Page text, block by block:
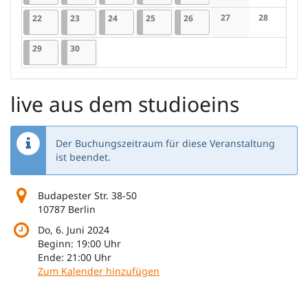
Keine Keine
2222.09.2025
1 Veranstaltung
2323.09.2025
1 Veranstaltung
2424.09.2025
1 Veranstaltung
2525.09.2025
1 Veranstaltung
2626.09.2025
1 Veranstaltung
27
Keine
28
Keine
2929.09.2025
1 Veranstaltung
3030.09.2025
1 Veranstaltung
live aus dem studioeins
Der Buchungszeitraum für diese Veranstaltung
ist beendet.
Budapester Str. 38-50
10787 Berlin
Do, 6. Juni 2024
Beginn: 19:00 Uhr
Ende: 21:00 Uhr
Zum Kalender hinzufügen